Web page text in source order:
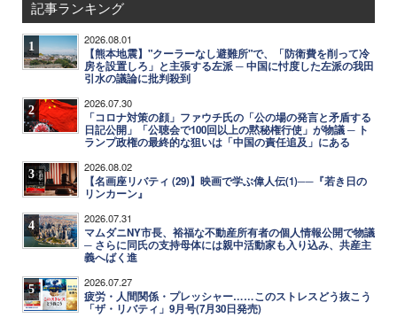
記事ランキング
1 2026.08.01
【熊本地震】"クーラーなし避難所"で、「防衛費を削って冷
房を設置しろ」と主張する左派 ─ 中国に忖度した左派の我田
引水の議論に批判殺到
2 2026.07.30
「コロナ対策の顔」ファウチ氏の「公の場の発言と矛盾する
日記公開」「公聴会で100回以上の黙秘権行使」が物議 ─ ト
ランプ政権の最終的な狙いは「中国の責任追及」にある
3 2026.08.02
【名画座リバティ (29)】映画で学ぶ偉人伝(1)──『若き日の
リンカーン』
4 2026.07.31
マムダニNY市長、裕福な不動産所有者の個人情報公開で物議
─ さらに同氏の支持母体には親中活動家も入り込み、共産主
義へばく進
5 2026.07.27
疲労・人間関係・プレッシャー……このストレスどう抜こう
「ザ・リバティ」9月号(7月30日発売)